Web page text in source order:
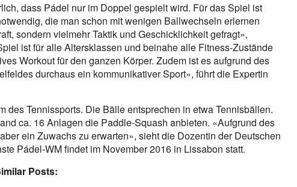
dass Pádel nur im Doppel gespielt wird. Für das Spiel ist
die man schon mit wenigen Ballwechseln erlernen
sondern vielmehr Taktik und Geschicklichkeit gefragt»,
ist für alle Altersklassen und beinahe alle Fitness-Zustände
Workout für den ganzen Körper. Zudem ist es aufgrund des
durchaus ein kommunikativer Sport», führt die Expertin
des Tennissports. Die Bälle entsprechen in etwa Tennisbällen.
ca. 16 Anlagen die Paddle-Squash anbieten. «Aufgrund des
ein Zuwachs zu erwarten», sieht die Dozentin der Deutschen
Pádel-WM findet im November 2016 in Lissabon statt.
Posts: